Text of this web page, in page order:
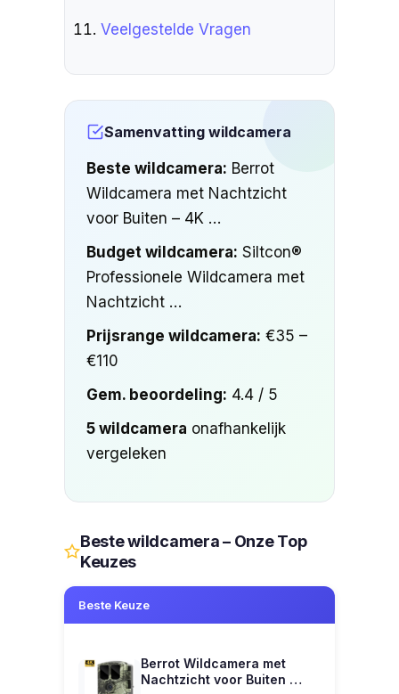
Veelgestelde Vragen
Samenvatting wildcamera
Beste wildcamera: Berrot
Wildcamera met Nachtzicht
voor Buiten – 4K …
Budget wildcamera: Siltcon®
Professionele Wildcamera met
Nachtzicht …
Prijsrange wildcamera: €35 –
€110
Gem. beoordeling: 4.4 / 5
5 wildcamera onafhankelijk
vergeleken
Beste wildcamera – Onze Top
Keuzes
Beste Keuze
Berrot Wildcamera met
Nachtzicht voor Buiten …